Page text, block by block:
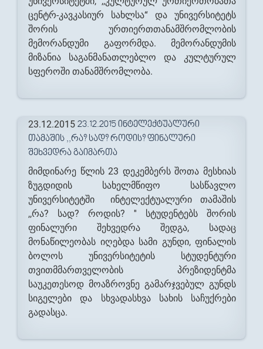
ცენტრ-კავკასიურ სახლსა“ და უნივერსიტეტს
შორის ურთიერთთანამშრომლობის
მემორანდუმი გაფორმდა. მემორანდუმის
მიზანია საგანმანათლებლო და კულტურულ
სფეროში თანამშრომლობა.
23.12.2015 23.12.2015 ᲘᲜᲢᲔᲚᲔᲥᲢᲣᲐᲚᲣᲠᲘ
ᲗᲐᲛᲐᲨᲘᲡ ,,ᲠᲐ? ᲡᲐᲓ? ᲠᲝᲓᲘᲡ? ᲤᲘᲜᲐᲚᲣᲠᲘ
ᲨᲔᲮᲕᲔᲓᲠᲐ ᲒᲐᲘᲛᲐᲠᲗᲐ
მიმდინარე წლის 23 დეკემბერს შოთა მესხიას
ზუგდიდის სახელმწიფო სასწავლო
უნივერსიტეტში ინტელექტუალური თამაშის
,,რა? სად? როდის? '' სტუდენტებს შორის
ფინალური შეხვედრა შედგა, სადაც
მონაწილეობას იღებდა სამი გუნდი, ფინალის
ბოლოს უნივერსიტეტის სტუდენტური
თვითმმართველობის პრეზიდენტმა
საუკეთესოდ მოაზროვნე გამარჯვებულ გუნდს
სიგელები და სხვადასხვა სახის საჩუქრები
გადასცა.